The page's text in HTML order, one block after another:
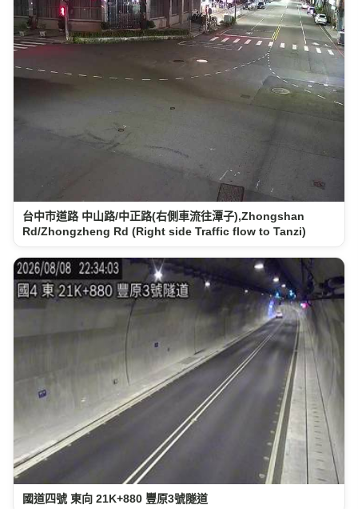
台中市道路 中山路/中正路(右側車流往潭子),Zhongshan
Rd/Zhongzheng Rd (Right side Traffic flow to Tanzi)
國道四號 東向 21K+880 豐原3號隧道